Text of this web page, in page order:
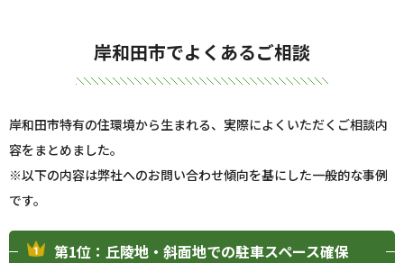
岸和田市でよくあるご相談
岸和田市特有の住環境から生まれる、実際によくいただくご相談内
容をまとめました。
※以下の内容は弊社へのお問い合わせ傾向を基にした一般的な事例
です。
第1位：丘陵地・斜面地での駐車スペース確保